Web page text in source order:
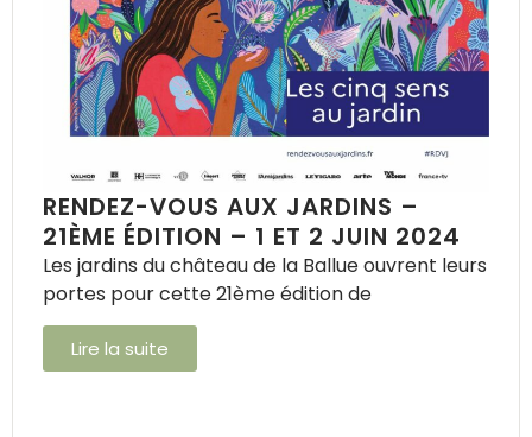
RENDEZ-VOUS AUX JARDINS –
21ÈME ÉDITION – 1 ET 2 JUIN 2024
Les jardins du château de la Ballue ouvrent leurs
portes pour cette 21ème édition de
Lire la suite